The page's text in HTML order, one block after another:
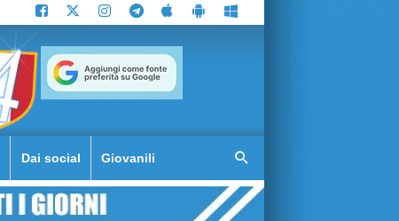
Dai social Giovanili